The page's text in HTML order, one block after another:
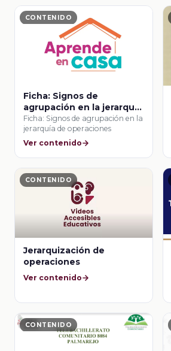
CONTENIDO
Ficha: Signos de
agrupación en la jerarquía
de operaciones
Ficha: Signos de agrupación en la
jerarquía de operaciones
Ver contenido
CONTENIDO
Jerarquización de
operaciones
Ver contenido
CONTENIDO